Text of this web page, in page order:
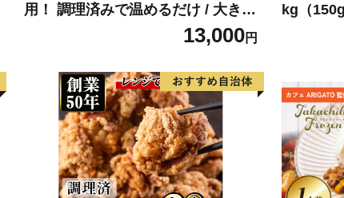
用！ 調理済みで温めるだけ / 大きめ
150g 3個入り 但馬牛 ハンバーグ 極
kiwami 牛肉100% 特製ソース 国産
牛 黒毛和牛 急速冷凍 職人手作り レ
ンチン 個包装 ギフト セット【但馬
牛証明書・化粧箱入り】
13,000円
kg（
落とし
時短ご